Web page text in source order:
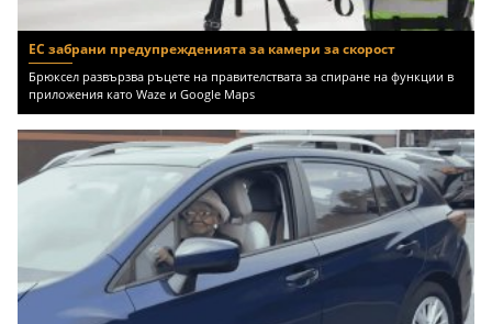
ЕС забрани предупрежденията за камери за скорост
Брюксел развързва ръцете на правителствата за спиране на функции в
приложения като Waze и Google Maps